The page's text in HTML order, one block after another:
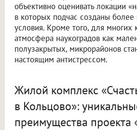
объективно оценивать локации
в которых подчас созданы
условия. Кроме того, для многих
атмосфера наукоградов как
полузакрытых, микрорайонов
настоящим антистрессом.
Жилой комплекс
в Кольцово»:
преимущества проекта